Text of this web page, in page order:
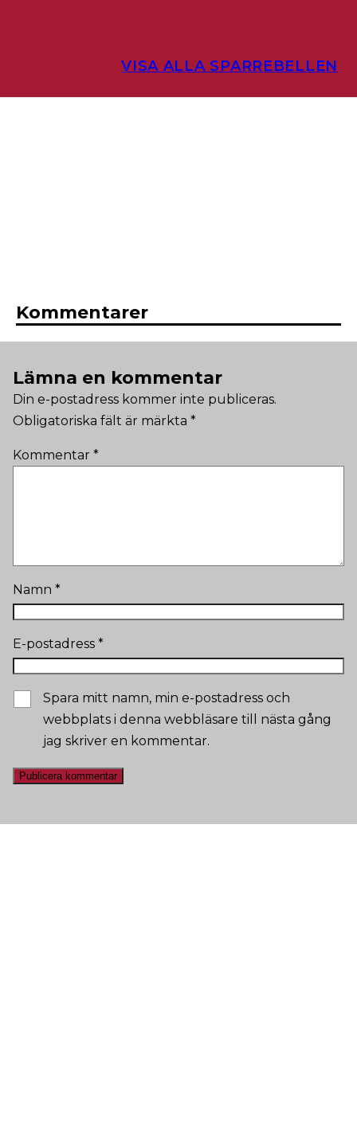
VISA ALLA SPARREBELLEN
Kommentarer
Lämna en kommentar
Din e-postadress kommer inte publiceras.
Obligatoriska fält är märkta *
Kommentar *
Namn *
E-postadress *
Spara mitt namn, min e-postadress och
webbplats i denna webbläsare till nästa gång
jag skriver en kommentar.